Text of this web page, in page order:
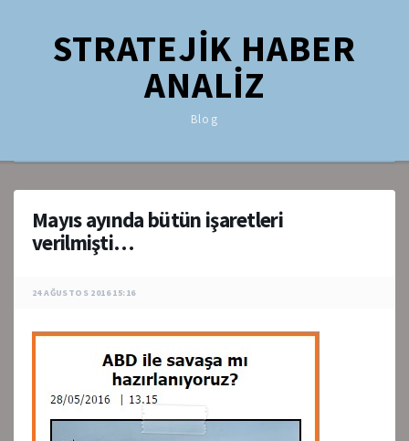
STRATEJİK HABER
ANALİZ
Blog
Mayıs ayında bütün işaretleri
verilmişti…
24 AĞUSTOS 2016 15:16